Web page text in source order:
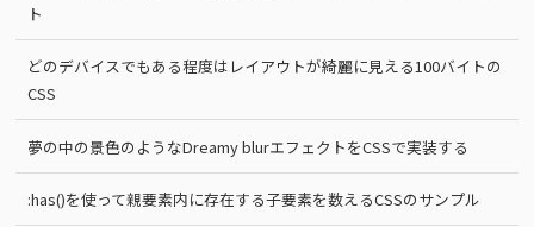
ト
どのデバイスでもある程度はレイアウトが綺麗に見える100バイトの
CSS
夢の中の景色のようなDreamy blurエフェクトをCSSで実装する
:has()を使って親要素内に存在する子要素を数えるCSSのサンプル